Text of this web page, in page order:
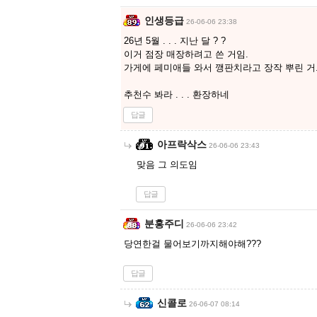
인생등급 26-06-06 23:38
26년 5월 . . . 지난 달 ? ?
이거 점장 매장하려고 쓴 거임.
가게에 페미애들 와서 깽판치라고 장작 뿌린
추천수 봐라 . . . 환장하네
답글
아프락삭스 26-06-06 23:43
맞음 그 의도임
답글
분홍주디 26-06-06 23:42
당연한걸 물어보기까지해야해???
답글
신콜로 26-06-07 08:14